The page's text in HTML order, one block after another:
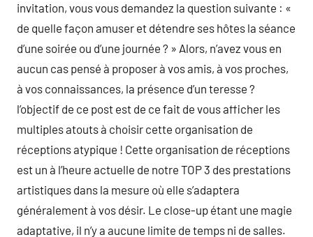
invitation, vous vous demandez la question suivante : «
de quelle façon amuser et détendre ses hôtes la séance
d’une soirée ou d’une journée ? » Alors, n’avez vous en
aucun cas pensé à proposer à vos amis, à vos proches,
à vos connaissances, la présence d’un teresse ?
l’objectif de ce post est de ce fait de vous afficher les
multiples atouts à choisir cette organisation de
réceptions atypique ! Cette organisation de réceptions
est un à l’heure actuelle de notre TOP 3 des prestations
artistiques dans la mesure où elle s’adaptera
généralement à vos désir. Le close-up étant une magie
adaptative, il n’y a aucune limite de temps ni de salles.